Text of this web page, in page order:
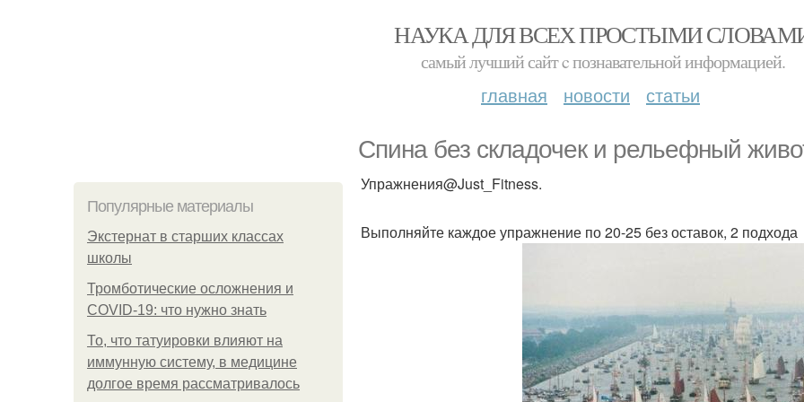
НАУКА ДЛЯ ВСЕХ ПРОСТЫМИ
самый лучший сайт c познавательной информацией.
главная новости статьи
Спина без складочек и рельефный
Популярные материалы
Экстернат в старших классах
школы
Тромботические осложнения и
COVID-19: что нужно знать
То, что татуировки влияют на
иммунную систему, в медицине
долгое время рассматривалось
Упражнения@Just_Fitness.
Выполняйте каждое упражнение по 20-25 без оставок, 2 подхода